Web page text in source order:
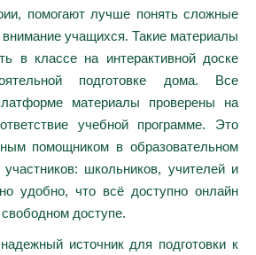
помогают лучше понять сложные
учащихся. Такие материалы
в классе на интерактивной доске
подготовке дома. Все
материалы проверены на
учебной программе. Это
помощником в образовательном
школьников, учителей и
удобно, что всё доступно онлайн
доступе.
источник для подготовки к